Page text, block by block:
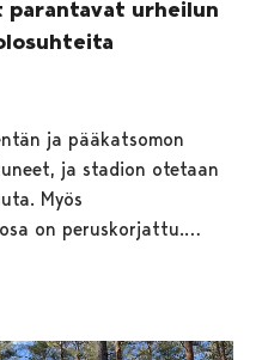
urheilun
ja pääkatsomon
ja stadion otetaan
Myös
on peruskorjattu.…